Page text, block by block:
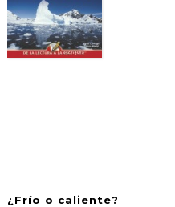
¿Frío o caliente?